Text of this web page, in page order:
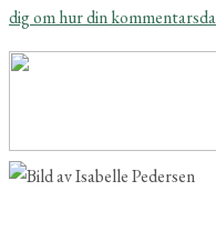
dig om hur din